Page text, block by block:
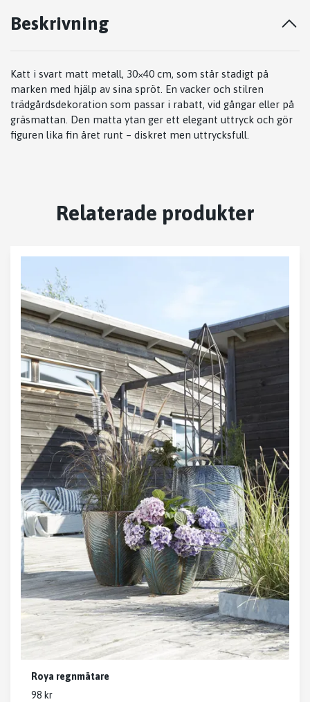
Beskrivning
Katt i svart matt metall, 30×40 cm, som står stadigt på
marken med hjälp av sina spröt. En vacker och stilren
trädgårdsdekoration som passar i rabatt, vid gångar eller på
gräsmattan. Den matta ytan ger ett elegant uttryck och gör
figuren lika fin året runt – diskret men uttrycksfull.
Relaterade produkter
Roya regnmätare
98 kr